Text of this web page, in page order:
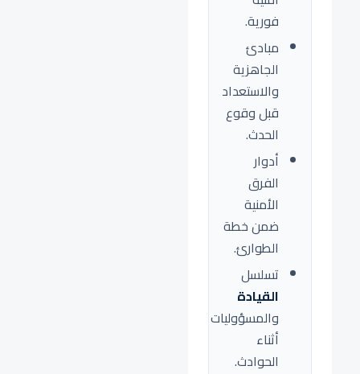
فورية.
مبادئ
الجاهزية
والاستعداد
قبل وقوع
الحدث.
أدوار
الفرق
الأمنية
ضمن خطة
الطوارئ.
تسلسل
القيادة
والمسؤوليات
أثناء
الحوادث.